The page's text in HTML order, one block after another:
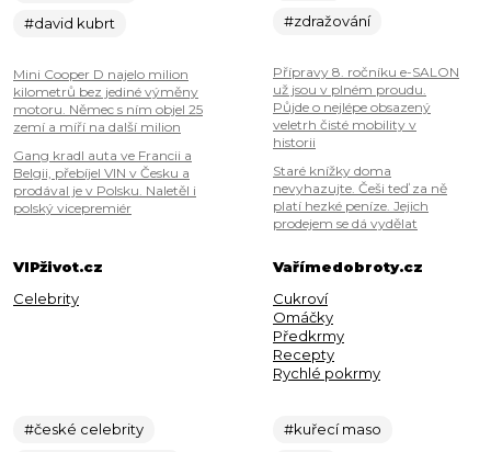
#david kubrt
Mini Cooper D najelo milion
kilometrů bez jediné výměny
motoru. Němec s ním objel 25
zemí a míří na další milion
Gang kradl auta ve Francii a
Belgii, přebíjel VIN v Česku a
prodával je v Polsku. Naletěl i
polský vicepremiér
#zdražování
Přípravy 8. ročníku e-SALON
už jsou v plném proudu.
Půjde o nejlépe obsazený
veletrh čisté mobility v
historii
Staré knížky doma
nevyhazujte. Češi teď za ně
platí hezké peníze. Jejich
prodejem se dá vydělat
VIPživot.cz
Celebrity
#české celebrity
Vařímedobroty.cz
Cukroví
Omáčky
Předkrmy
Recepty
Rychlé pokrmy
#kuřecí maso